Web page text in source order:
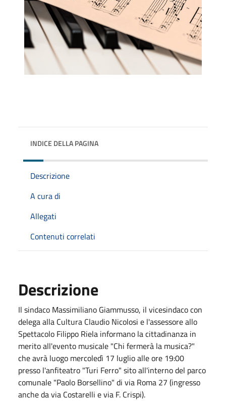
INDICE DELLA PAGINA
Descrizione
A cura di
Allegati
Contenuti correlati
Descrizione
Il sindaco Massimiliano Giammusso, il vicesindaco con
delega alla Cultura Claudio Nicolosi e l'assessore allo
Spettacolo Filippo Riela informano la cittadinanza in
merito all'evento musicale "Chi fermerà la musica?"
che avrà luogo mercoledì 17 luglio alle ore 19:00
presso l'anfiteatro "Turi Ferro" sito all'interno del parco
comunale "Paolo Borsellino" di via Roma 27 (ingresso
anche da via Costarelli e via F. Crispi).